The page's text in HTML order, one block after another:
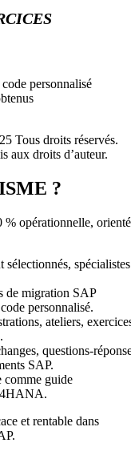
personnalisé
Tous droits réservés.
aux droits d’auteur.
?
opérationnelle,
sélectionnés, spécialistes
de migration SAP
personnalisé.
ateliers,
questions-
SAP.
comme guide
4HANA.
et rentable dans